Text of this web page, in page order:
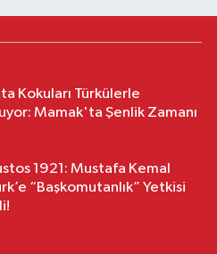
Kokuları Türkülerle
Mamak'ta Şenlik Zamanı
1921: Mustafa Kemal
“Başkomutanlık” Yetkisi